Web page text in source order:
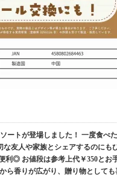
ートが登場しました！ 一度食べた
な友人や家族とシェアするのにも
利◎ お値段は参考上代￥350とお
ら香りが広がり、贈り物としても